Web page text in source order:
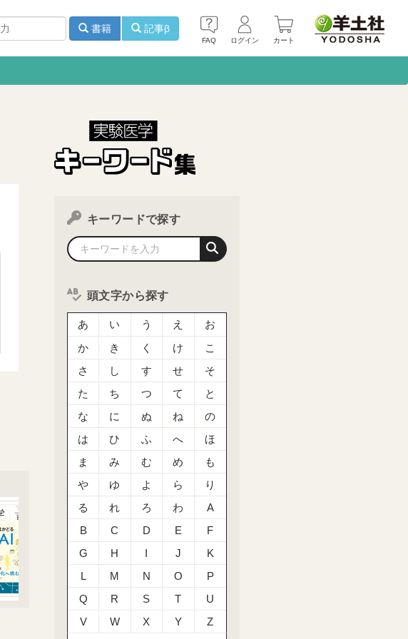
FAQ ログイン カート
書籍 記事β
キーワードで探す
頭文字から探す
あ い う え
お
か
き く け
こ
さ
し す せ
そ
た
ち つ て
と
な
に ぬ ね
の
は
ひ ふ へ
ほ
ま
み む め
も
や
ゆ よ ら
り
る
れ ろ わ
A
B
C D E
F
G
H I J
K
L
M N O
P
Q
R S T
U
V
W X Y
Z